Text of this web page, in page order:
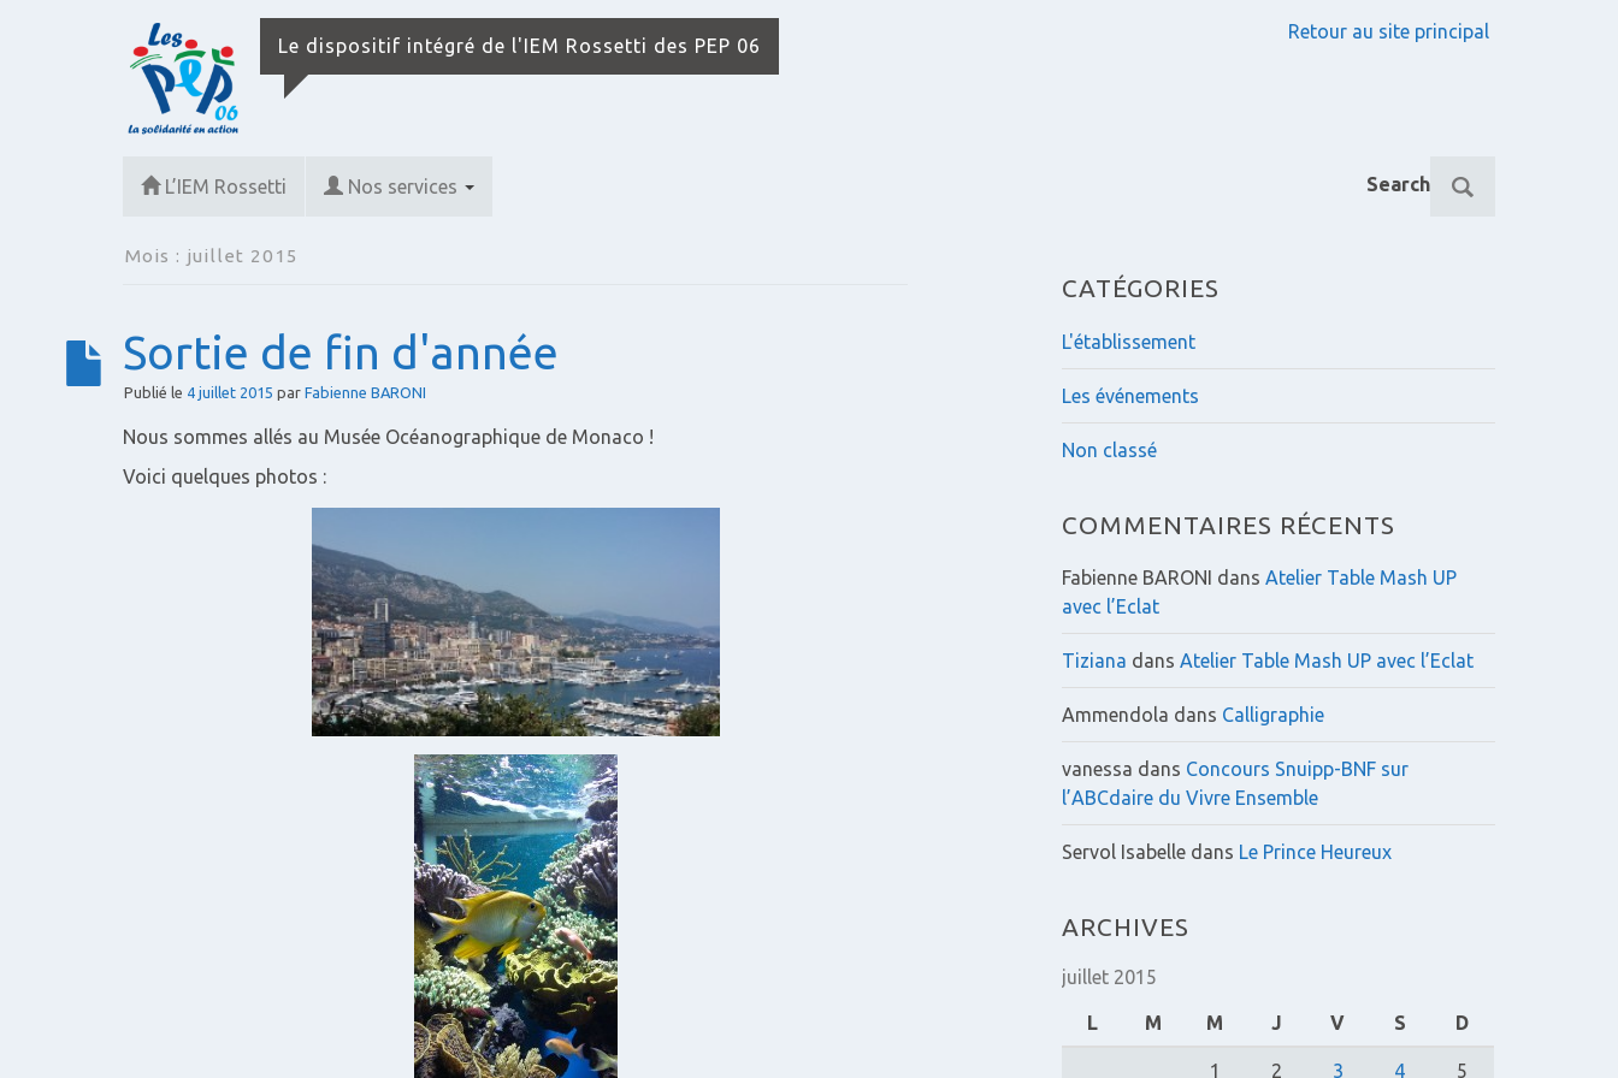
Le dispositif intégré de l'IEM Rossetti des PEP 06
Retour au site principal
L’IEM Rossetti Nos services
e
Search
Mois : juillet 2015
Sortie de fin d'année
Publié le 4 juillet 2015 par Fabienne BARONI
Nous sommes allés au Musée Océanographique de Monaco !
Voici quelques photos :
CATÉGORIES
L'établissement
Les événements
Non classé
COMMENTAIRES RÉCENTS
Fabienne BARONI dans Atelier Table Mash UP
avec l’Eclat
Tiziana dans Atelier Table Mash UP avec l’Eclat
Ammendola dans Calligraphie
vanessa dans Concours Snuipp-BNF sur
l’ABCdaire du Vivre Ensemble
Servol Isabelledans Le Prince Heureux
ARCHIVES
juillet 2015
L M M J V S D
1 2 3 4 5